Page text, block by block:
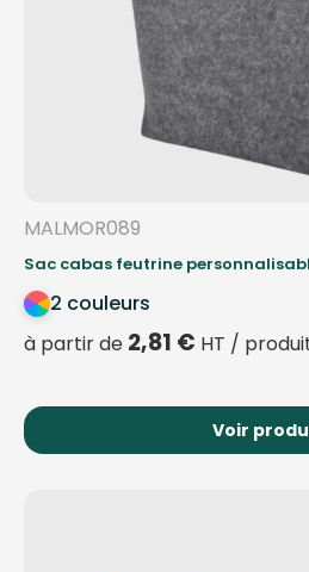
MALMOR089
Sac cabas feutrine
2 couleurs
à partir de 2,81 € HT /
Voir